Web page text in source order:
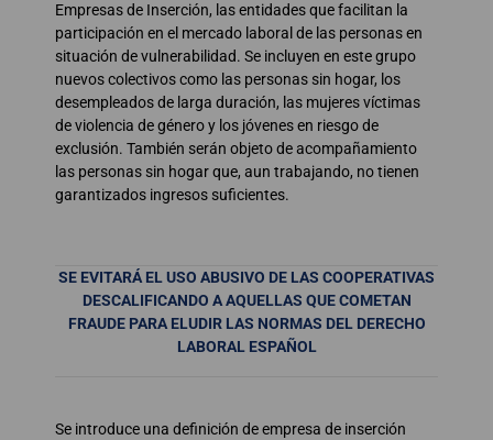
Empresas de Inserción, las entidades que facilitan la
participación en el mercado laboral de las personas en
situación de vulnerabilidad. Se incluyen en este grupo
nuevos colectivos como las personas sin hogar, los
desempleados de larga duración, las mujeres víctimas
de violencia de género y los jóvenes en riesgo de
exclusión. También serán objeto de acompañamiento
las personas sin hogar que, aun trabajando, no tienen
garantizados ingresos suficientes.
SE EVITARÁ EL USO ABUSIVO DE LAS COOPERATIVAS
DESCALIFICANDO A AQUELLAS QUE COMETAN
FRAUDE PARA ELUDIR LAS NORMAS DEL DERECHO
LABORAL ESPAÑOL
Se introduce una definición de empresa de inserción